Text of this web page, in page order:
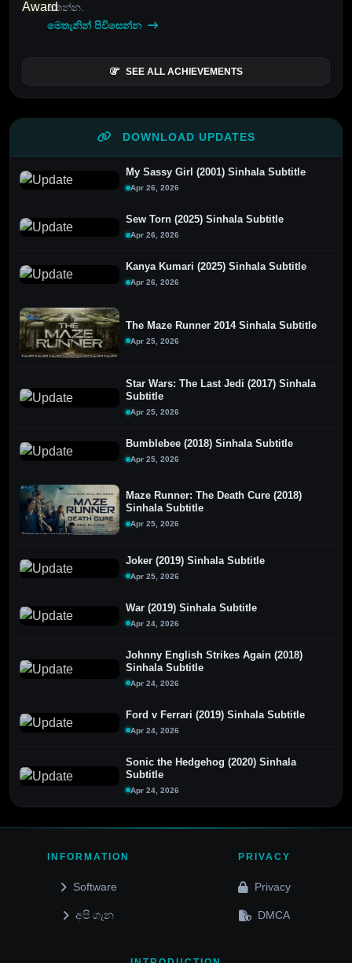
පතන්න.
මෙතැනින් පිවිසෙන්න
SEE ALL ACHIEVEMENTS
DOWNLOAD UPDATES
My Sassy Girl (2001) Sinhala Subtitle
Apr 26, 2026
Sew Torn (2025) Sinhala Subtitle
Apr 26, 2026
Kanya Kumari (2025) Sinhala Subtitle
Apr 26, 2026
The Maze Runner 2014 Sinhala Subtitle
Apr 25, 2026
Star Wars: The Last Jedi (2017) Sinhala
Subtitle
Apr 25, 2026
Bumblebee (2018) Sinhala Subtitle
Apr 25, 2026
Maze Runner: The Death Cure (2018)
Sinhala Subtitle
Apr 25, 2026
Joker (2019) Sinhala Subtitle
Apr 25, 2026
War (2019) Sinhala Subtitle
Apr 24, 2026
Johnny English Strikes Again (2018)
Sinhala Subtitle
Apr 24, 2026
Ford v Ferrari (2019) Sinhala Subtitle
Apr 24, 2026
Sonic the Hedgehog (2020) Sinhala
Subtitle
Apr 24, 2026
INFORMATION
Software
අපි ගැන
PRIVACY
Privacy
DMCA